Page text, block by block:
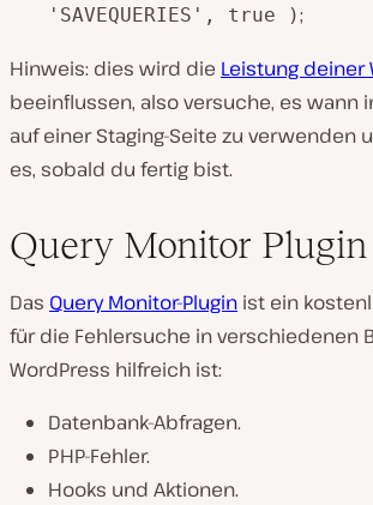
'SAVEQUERIES', true );
Hinweis: dies wird die Leistung deiner
beeinflussen, also versuche, es wann
auf einer Staging-Seite zu verwenden
es, sobald du fertig bist.
Query Monitor Plugin
Das Query Monitor-Plugin ist ein
für die Fehlersuche in verschiedenen
WordPress hilfreich ist:
Datenbank-Abfragen.
PHP-Fehler.
Hooks und Aktionen.